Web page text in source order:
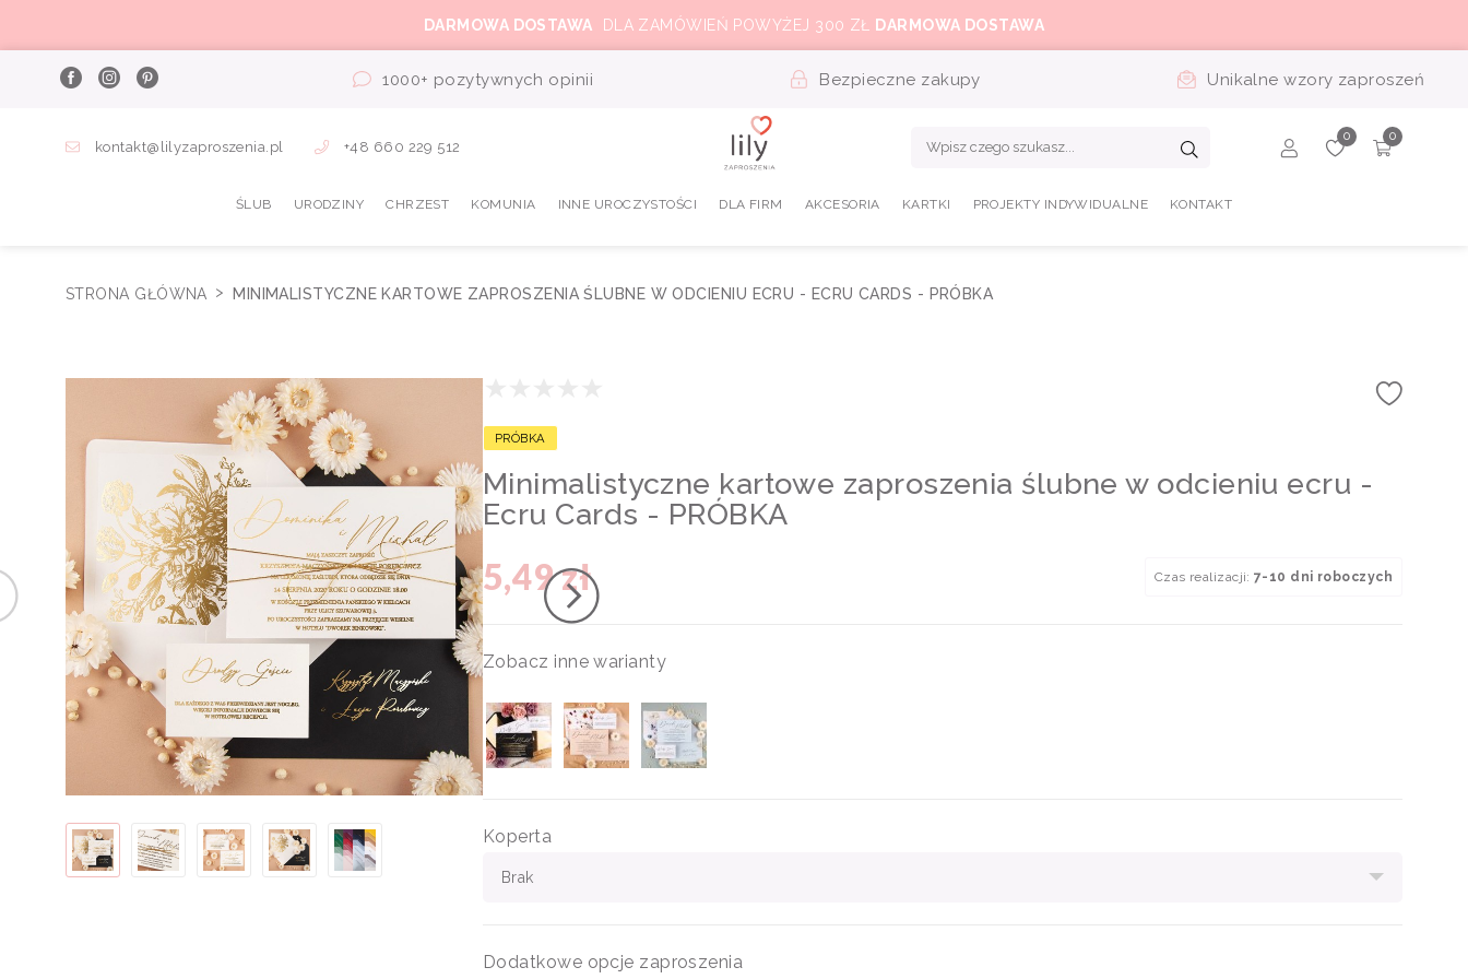
DARMOWA DOSTAWA DLA ZAMÓWIEŃ POWYŻEJ 300 ZŁ DARMOWA DOSTAWA
1000+ pozytywnych opinii Bezpieczne zakupy Unikalne wzory zaproszeń
kontakt@lilyzaproszenia.pl +48 660 229 512
ŚLUB URODZINY CHRZEST KOMUNIA INNE UROCZYSTOŚCI DLA FIRM AKCESORIA KARTKI PROJEKTY INDYWIDUALNE KONTAKT
STRONA GŁÓWNA MINIMALISTYCZNE KARTOWE ZAPROSZENIA ŚLUBNE W ODCIENIU ECRU - ECRU CARDS - PRÓBKA
PRÓBKA
Minimalistyczne kartowe zaproszenia ślubne w odcieniu ecru -
Ecru Cards - PRÓBKA
5,49 zł Czas realizacji: 7-10 dni roboczych
Zobacz inne warianty
Koperta
Brak
Dodatkowe opcje zaproszenia